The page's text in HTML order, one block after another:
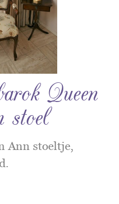
Queen
Ann stoeltje,